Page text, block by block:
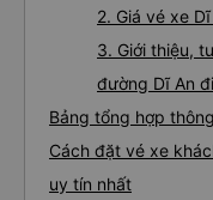
2. Giá vé xe
3. Giới thiệu,
đường Dĩ An
Bảng tổng hợp
Cách đặt vé xe
uy tín nhất